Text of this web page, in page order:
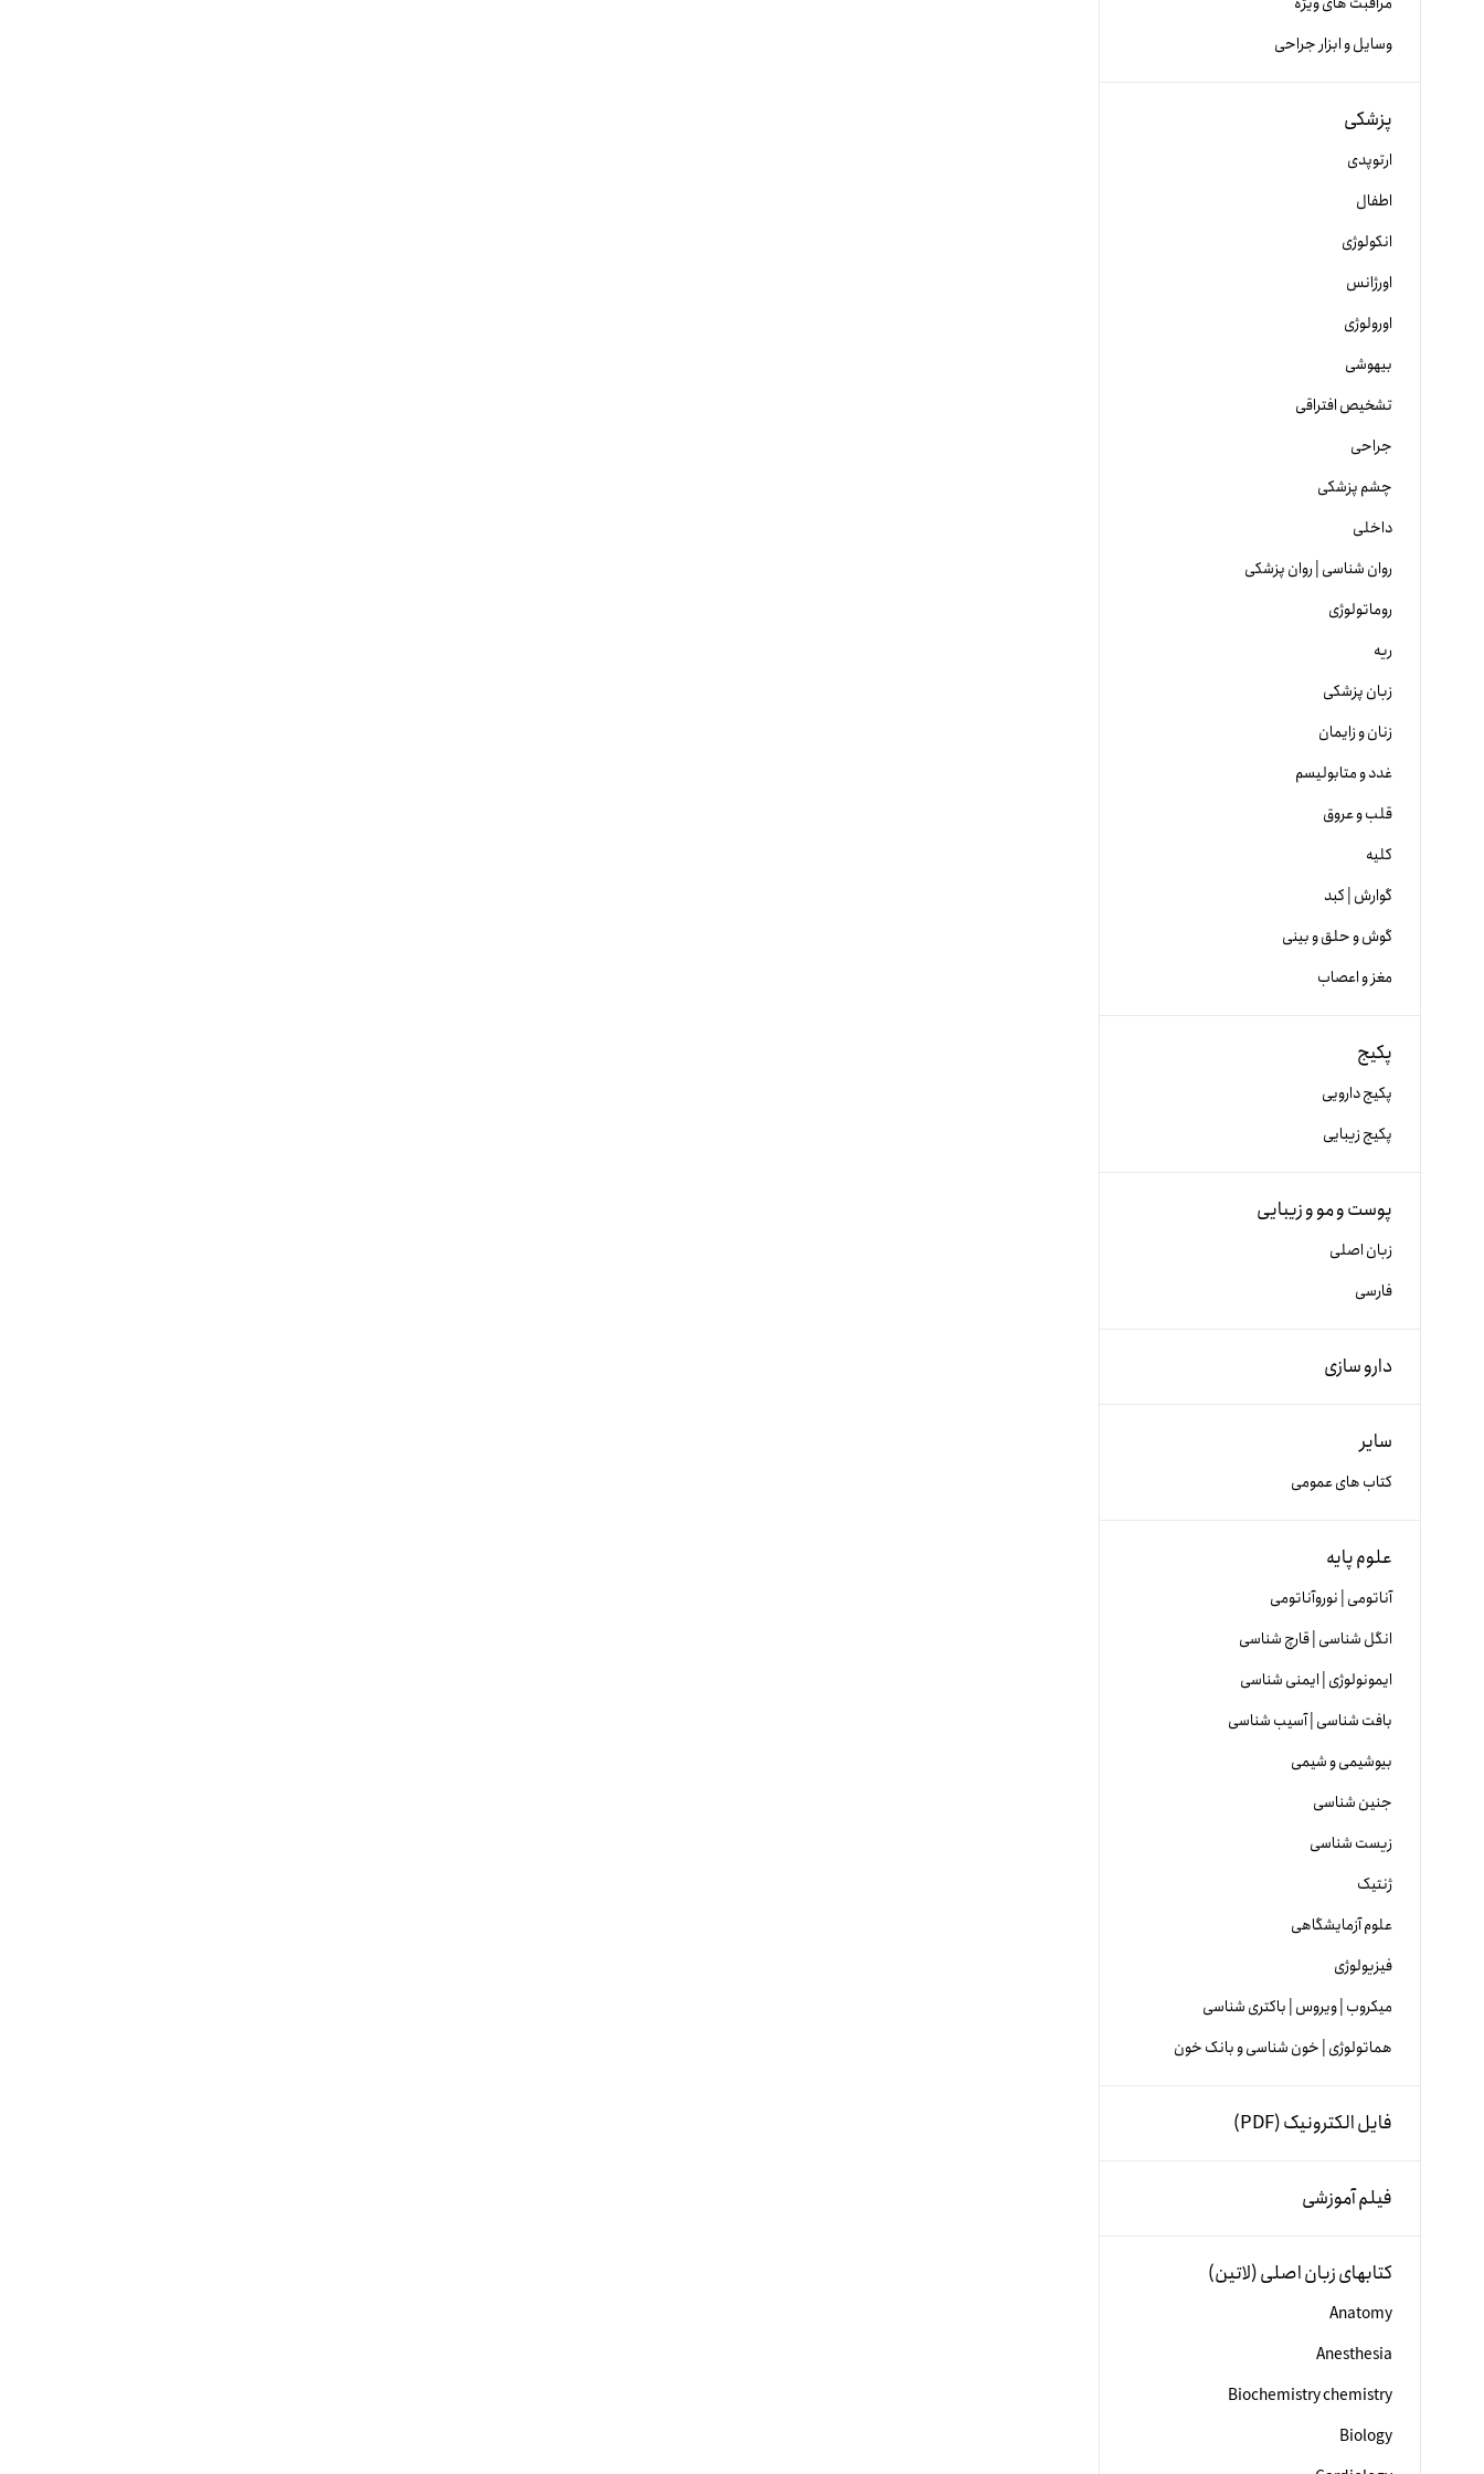
وسایل و ابزار جراحی
پزشکی
ارتوپدی
اطفال
انکولوژی
اورژانس
اورولوژی
بیهوشی
تشخیص افتراقی
جراحی
چشم پزشکی
داخلی
روان شناسی | روان پزشکی
روماتولوژی
ریه
زبان پزشکی
زنان و زایمان
غدد و متابولیسم
قلب و عروق
کلیه
گوارش | کبد
گوش و حلق و بینی
مغز و اعصاب
پکیج
پکیج دارویی
پکیج زیبایی
پوست و مو و زیبایی
زبان اصلی
فارسی
دارو سازی
سایر
کتاب های عمومی
علوم پایه
آناتومی | نوروآناتومی
انگل شناسی | قارچ شناسی
ایمونولوژی | ایمنی شناسی
بافت شناسی | آسیب شناسی
بیوشیمی و شیمی
جنین شناسی
زیست شناسی
ژنتیک
علوم آزمایشگاهی
فیزیولوژی
میکروب | ویروس | باکتری شناسی
هماتولوژی | خون شناسی و بانک خون
فایل الکترونیک (PDF)
فیلم آموزشی
کتابهای زبان اصلی (لاتین)
Anatomy
Anesthesia
Biochemistry chemistry
Biology